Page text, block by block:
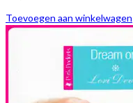
Toevoegen aan winkelwagen